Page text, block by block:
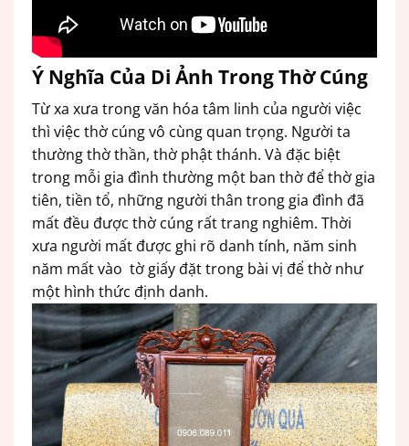
Ý Nghĩa Của Di Ảnh Trong Thờ Cúng
Từ xa xưa trong văn hóa tâm linh của người việc
thì việc thờ cúng vô cùng quan trọng. Người ta
thường thờ thần, thờ phật thánh. Và đặc biệt
trong mỗi gia đình thường một ban thờ để thờ gia
tiên, tiền tổ, những người thân trong gia đình đã
mất đều được thờ cúng rất trang nghiêm. Thời
xưa người mất được ghi rõ danh tính, năm sinh
năm mất vào tờ giấy đặt trong bài vị để thờ như
một hình thức định danh.